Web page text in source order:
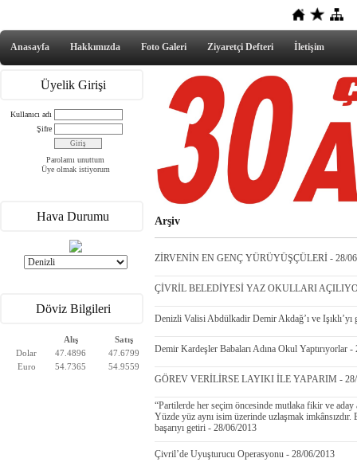
Anasayfa Hakkımızda Foto Galeri Ziyaretçi Defteri İletişim
Üyelik Girişi
Kullanıcı adı
Şifre
Parolamı unuttum
Üye olmak istiyorum
Hava Durumu
Döviz Bilgileri
Alış
Satış
Dolar
47.4896
47.6799
Euro
54.7365 54.9559
Arşiv
ZİRVENİN EN GENÇ YÜRÜYÜŞÇÜLERİ - 28/
ÇİVRİL BELEDİYESİ YAZ OKULLARI
Denizli Valisi Abdülkadir Demir Akdağ’ı ve Işıklı’yı
Demir Kardeşler Babaları Adına Okul Yaptırıyorlar -
GÖREV VERİLİRSE LAYIKI İLE YAPARIM - 28/
“Partilerde her seçim öncesinde mutlaka fikir ve
Yüzde yüz aynı isim üzerinde uzlaşmak
başarıyı getiri - 28/06/2013
Çivril’de Uyuşturucu Operasyonu - 28/06/2013